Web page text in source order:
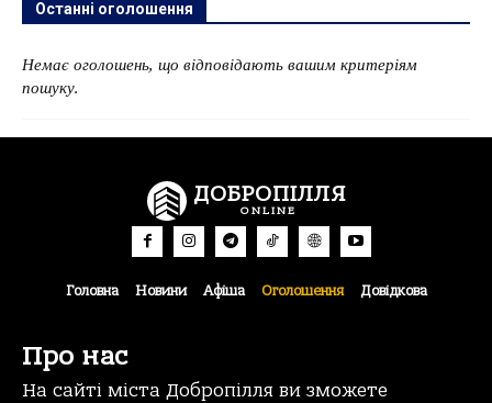
Останні оголошення
Немає оголошень, що відповідають вашим критеріям
пошуку.
ДОБРОПІЛЛЯ
ONLINE
Головна Новини Афіша Оголошення Довідкова
Про нас
На сайті міста Добропілля ви зможете